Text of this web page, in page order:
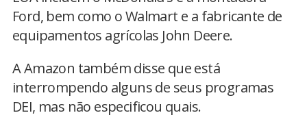
Ford, bem como o Walmart e a fabricante de
equipamentos agrícolas John Deere.
A Amazon também disse que está
interrompendo alguns de seus programas
DEI, mas não especificou quais.